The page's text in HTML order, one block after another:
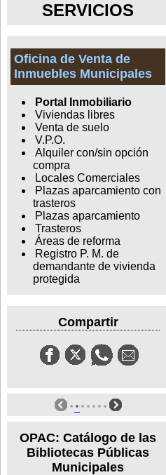
SERVICIOS
Oficina de Venta de
Inmuebles Municipales
Portal Inmobiliario
Viviendas libres
Venta de suelo
V.P.O.
Alquiler con/sin opción
compra
Locales Comerciales
Plazas aparcamiento con
trasteros
Plazas aparcamiento
Trasteros
Áreas de reforma
Registro P. M. de
demandante de vivienda
protegida
Compartir
OPAC: Catálogo de las
Bibliotecas Públicas
Municipales